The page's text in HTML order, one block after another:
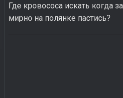
Где кровососа искать когда
мирно на полянке пастись?